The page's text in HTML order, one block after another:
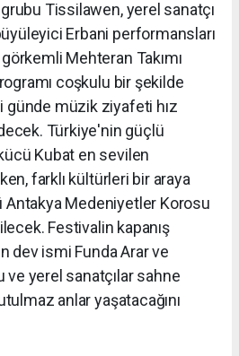
Tissilawen, yerel sanatçı
Erbani performansları
Mehteran Takımı
coşkulu bir şekilde
günde müzik ziyafeti hız
Türkiye'nin güçlü
Kubat en sevilen
farklı kültürleri bir araya
Antakya Medeniyetler Korosu
Festivalin kapanış
dev ismi Funda Arar ve
ve yerel sanatçılar sahne
anlar yaşatacağını